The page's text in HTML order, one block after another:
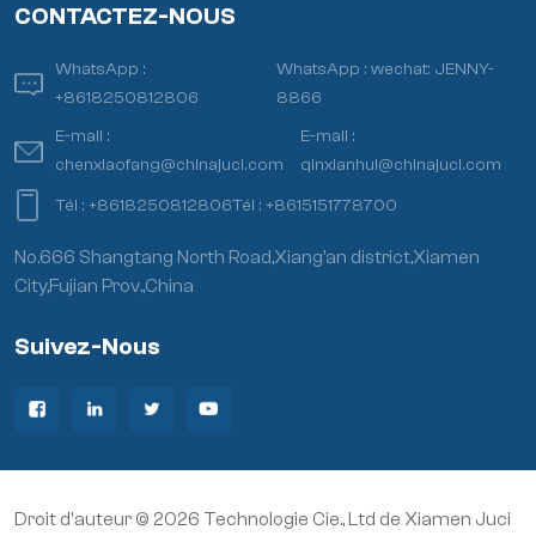
CONTACTEZ-NOUS
WhatsApp :
+8618250812806
WhatsApp :wechat: JENNY-
8866
E-mail :
chenxiaofang@chinajuci.com
E-mail :
qinxianhui@chinajuci.com
Tél :+8618250812806Tél :+8615151778700
No.666 Shangtang North Road,Xiang’an district,Xiamen
City,Fujian Prov.,China
Suivez-Nous
Droit d'auteur © 2026 Technologie Cie., Ltd de Xiamen Juci